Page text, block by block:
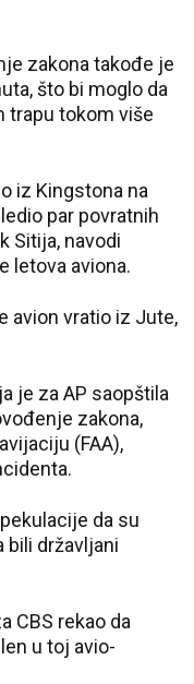
zakona takođe je
što bi moglo da
trapu tokom više
iz Kingstona na
par povratnih
Sitija, navodi
letova aviona.
avion vratio iz Jute,
je za AP saopštila
zakona,
(FAA),
da su
bili državljani
CBS rekao da
u toj avio-